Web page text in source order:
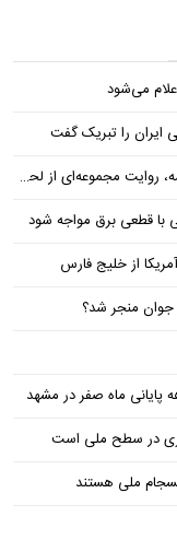
را تبریک گفت
مجموعه‌ای از لحظه‌هاست
با قطعی برق مواجه شود
از خلیج فارس
جوان منجر شد؟
در سطح ملی است
ملی هستند